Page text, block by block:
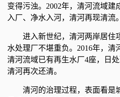
变得污浊。2002年，清河流域建
入厂、净水入河，清河再现清流。
进入新世纪，清河两岸居住
水处理厂不堪重负。2016年，
清河流域已有再生水厂4座，日
清河再次还清。
清河的治理过程，表面看是